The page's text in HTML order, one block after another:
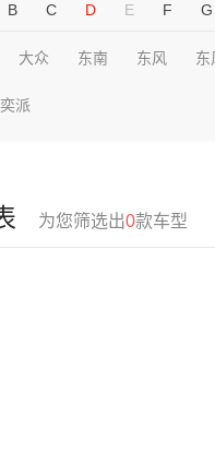
B C D E F G
大众 东南 东风 东
派
为您筛选出0款车型